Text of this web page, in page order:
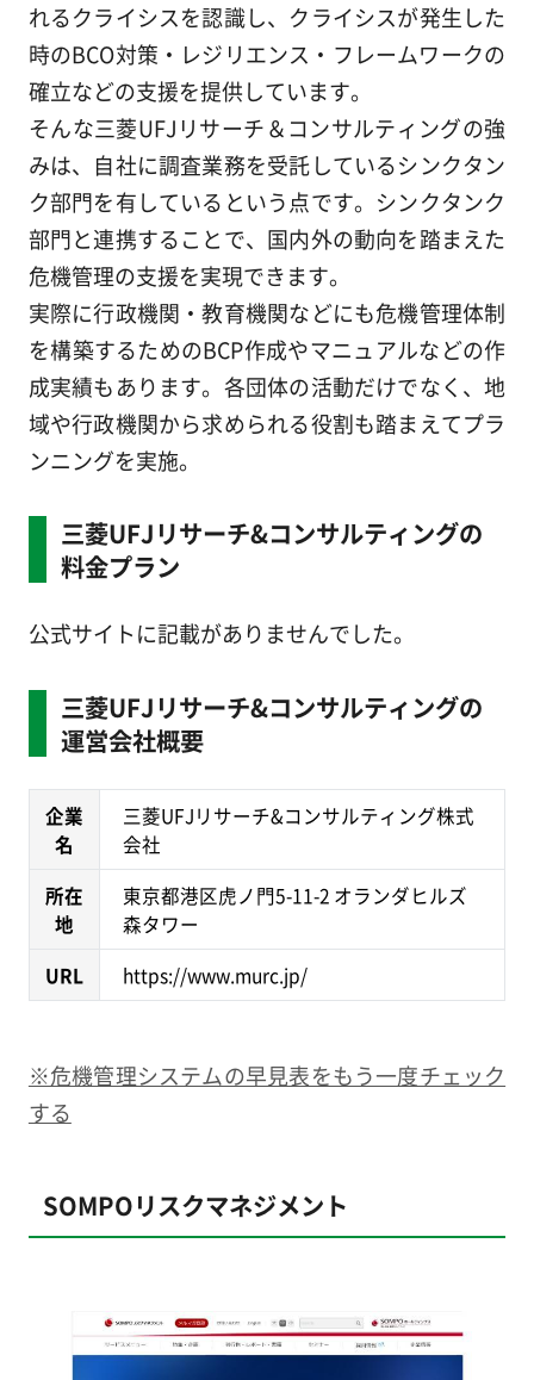
れるクライシスを認識し、クライシスが発生した
時のBCO対策・レジリエンス・フレームワークの
確立などの支援を提供しています。
そんな三菱UFJリサーチ＆コンサルティングの強
みは、自社に調査業務を受託しているシンクタン
ク部門を有しているという点です。シンクタンク
部門と連携することで、国内外の動向を踏まえた
危機管理の支援を実現できます。
実際に行政機関・教育機関などにも危機管理体制
を構築するためのBCP作成やマニュアルなどの作
成実績もあります。各団体の活動だけでなく、地
域や行政機関から求められる役割も踏まえてプラ
ンニングを実施。
三菱UFJリサーチ&コンサルティングの
料金プラン
公式サイトに記載がありませんでした。
三菱UFJリサーチ&コンサルティングの
運営会社概要
企業
名
三菱UFJリサーチ&コンサルティング株式
会社
所在
地
東京都港区虎ノ門5-11-2 オランダヒルズ
森タワー
URL
https://www.murc.jp/
※危機管理システムの早見表をもう一度チェック
する
SOMPOリスクマネジメント